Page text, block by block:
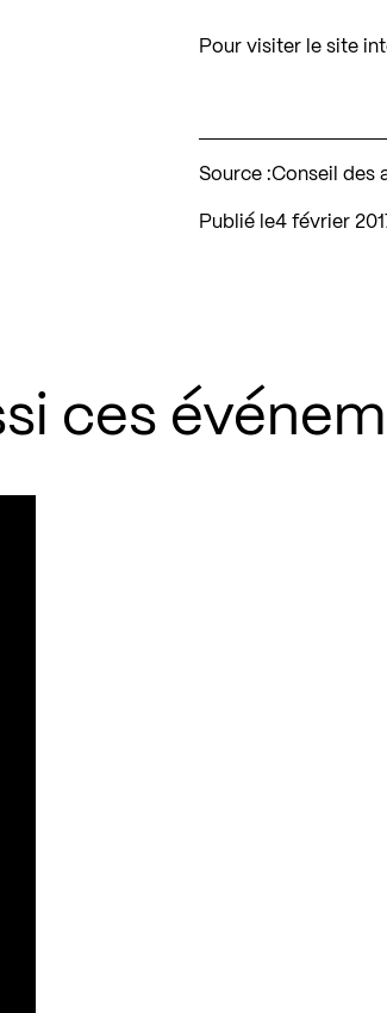
Pour visiter le site
Source :Conseil des
Publié le 4 février
ces